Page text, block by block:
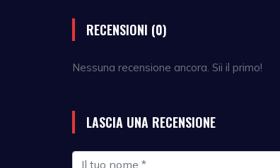
RECENSIONI (0)
Nessuna recensione ancora. Sii il primo!
LASCIA UNA RECENSIONE